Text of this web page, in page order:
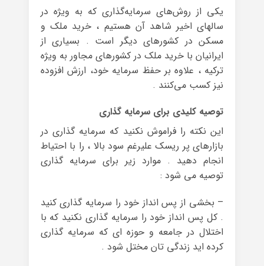
یکی از روش‌های سرمایه‌گذاری که به ویژه در
سالهای اخیر شاهد آن هستیم ، خرید ملک و
مسکن در کشورهای دیگر است . بسیاری از
ایرانیان با خرید ملک در کشورهای مجاور به ویژه
ترکیه ، علاوه بر حفظ سرمایه خود، ارزش افزوده
نیز کسب می‌کنند .
توصیه کلیدی برای سرمایه گذاری
این نکته را فراموش نکنید که سرمایه گذاری در
بازارهای پر ریسک علیرغم سود بالا ، را با احتیاط
انجام دهید . موارد زیر برای سرمایه گذاری
توصیه می شود :
– بخشی از پس انداز خود را سرمایه گذاری کنید
. کل پس انداز خود را سرمایه گذاری نکنید که با
اختلال در جامعه و حوزه ای که سرمایه گذاری
کرده اید زندگی تان مختل شود .